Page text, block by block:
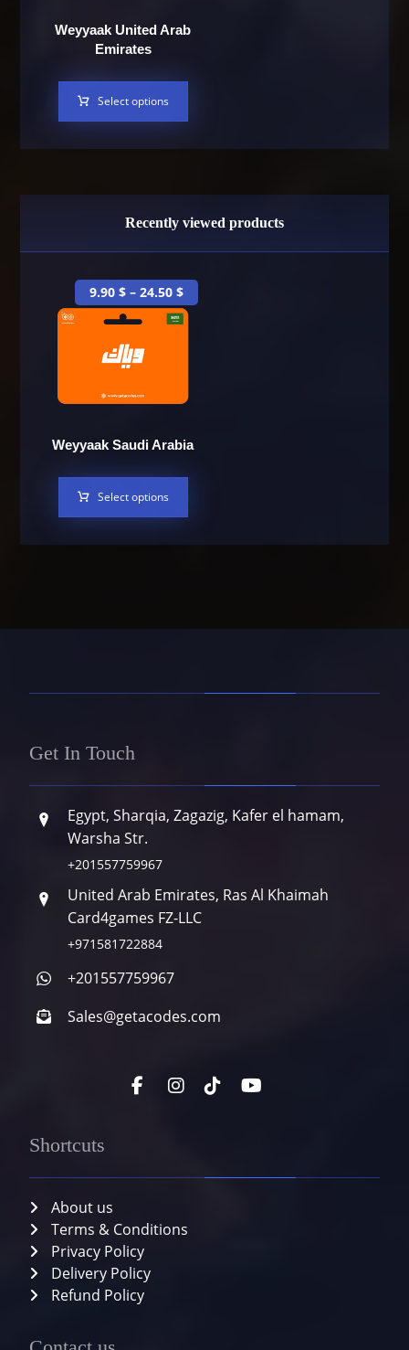
Weyyaak United Arab
Emirates
Select options
Recently viewed products
Weyyaak Saudi Arabia
9.90$ – 24.50$
Select options
Get In Touch
Egypt, Sharqia, Zagazig, Kafer el hamam,
Warsha Str.
+201557759967
United Arab Emirates, Ras Al Khaimah
Card4games FZ-LLC
+971581722884
+201557759967
Sales@getacodes.com
Shortcuts
About us
Terms & Conditions
Privacy Policy
Delivery Policy
Refund Policy